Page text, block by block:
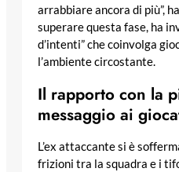
arrabbiare ancora di più”,
superare questa fase, ha
d’intenti” che coinvolga
l’ambiente circostante.
Il rapporto con la
messaggio ai
L’ex attaccante si è
frizioni tra la squadra e i